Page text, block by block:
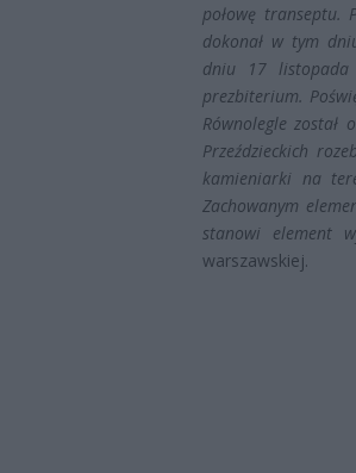
połowę transeptu.
dokonał w tym
dniu 17 listopada
prezbiterium.
Równolegle został
Przeździeckich
kamieniarki na
Zachowanym
stanowi element
warszawskiej.